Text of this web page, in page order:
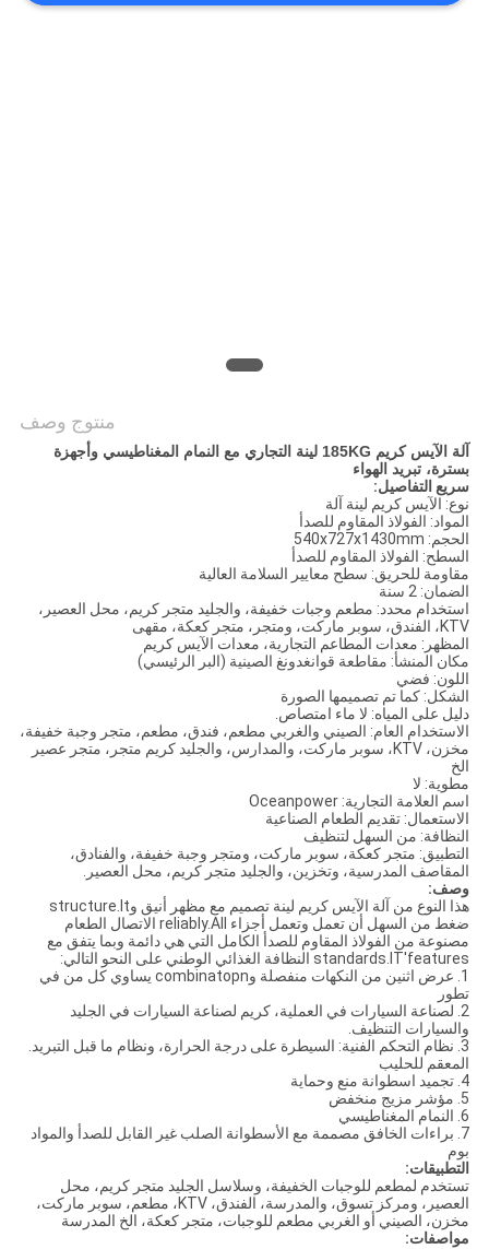
منتوج وصف
آلة الآيس كريم 185KG لينة التجاري مع النمام المغناطيسي وأجهزة
بسترة، تبريد الهواء
سريع التفاصيل:
نوع: الآيس كريم لينة آلة
المواد: الفولاذ المقاوم للصدأ
الحجم: 540x727x1430mm
السطح: الفولاذ المقاوم للصدأ
مقاومة للحريق: سطح معايير السلامة العالية
الضمان: 2 سنة
استخدام محدد: مطعم وجبات خفيفة، والجليد متجر كريم، محل العصير،
KTV، الفندق، سوبر ماركت، ومتجر، متجر كعكة، مقهى
المظهر: معدات المطاعم التجارية، معدات الآيس كريم
مكان المنشأ: مقاطعة قوانغدونغ الصينية (البر الرئيسي)
اللون: فضي
الشكل: كما تم تصميمها الصورة
دليل على المياه: لا ماء امتصاص.
الاستخدام العام: الصيني والغربي مطعم، فندق، مطعم، متجر وجبة خفيفة،
مخزن، KTV، سوبر ماركت، والمدارس، والجليد كريم متجر، متجر عصير
الخ
مطوية: لا
اسم العلامة التجارية: Oceanpower
الاستعمال: تقديم الطعام الصناعية
النظافة: من السهل لتنظيف
التطبيق: متجر كعكة، سوبر ماركت، ومتجر وجبة خفيفة، والفنادق،
المقاصف المدرسية، وتخزين، والجليد متجر كريم، محل العصير.
وصف:
هذا النوع من آلة الآيس كريم لينة تصميم مع مظهر أنيق وstructure.It
ضغط من السهل أن تعمل وتعمل أجزاء reliably.All الاتصال الطعام
مصنوعة من الفولاذ المقاوم للصدأ الكامل التي هي دائمة وبما يتفق مع
standards.IT'features النظافة الغذائي الوطني على النحو التالي:
1. عرض اثنين من النكهات منفصلة وcombinatopn يساوي كل من في
تطور
2. لصناعة السيارات في العملية، كريم لصناعة السيارات في الجليد
والسيارات التنظيف.
3. نظام التحكم الفنية: السيطرة على درجة الحرارة، ونظام ما قبل التبريد.
المعقم للحليب
4. تجميد اسطوانة منع وحماية
5. مؤشر مزيج منخفض
6. النمام المغناطيسي
7. براءات الخافق مصممة مع الأسطوانة الصلب غير القابل للصدأ والمواد
بوم
التطبيقات:
تستخدم لمطعم للوجبات الخفيفة، وسلاسل الجليد متجر كريم، محل
العصير، ومركز تسوق، والمدرسة، الفندق، KTV، مطعم، سوبر ماركت،
مخزن، الصيني أو الغربي مطعم للوجبات، متجر كعكة، الخ المدرسة
مواصفات: